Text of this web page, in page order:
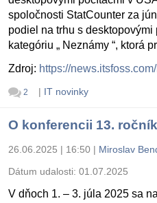
spoločnosti StatCounter za
podiel na trhu s desktopovými
kategóriu „ Neznámy “, ktorá
Zdroj: https://
2 | IT novinky
O konferencii 13.
26.06.2025 | 16:50 | Miroslav
Dátum udalosti: 01.07.2025
V dňoch 1. – 3. júla 2025 sa